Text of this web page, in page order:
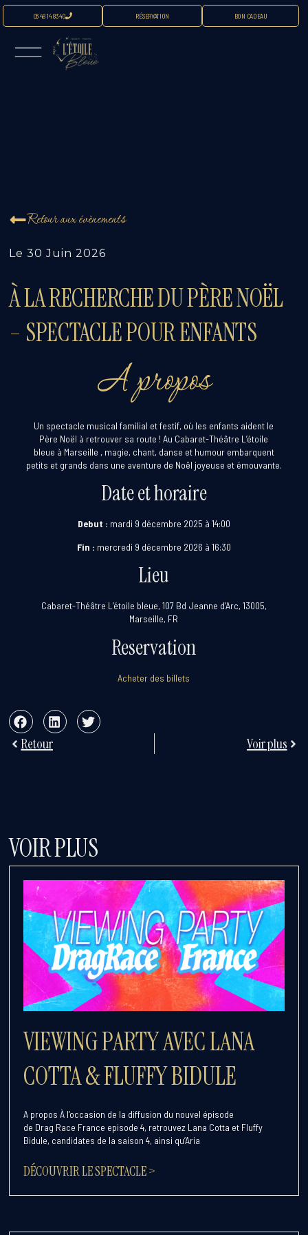
06 48 14 83 40 RÉSERVATION BON CADEAU
Retour aux évènements
Le30 Juin 2026
À LA RECHERCHE DU PÈRE NOËL
– SPECTACLE POUR ENFANTS
A propos
Un spectacle musical familial et festif, où les enfants aident le
Père Noël à retrouver sa route ! Au Cabaret-Théâtre L’étoile
bleue à Marseille , magie, chant, danse et humour embarquent
petits et grands dans une aventure de Noël joyeuse et émouvante.
Date et horaire
Debut : mardi 9 décembre 2025 à 14:00
Fin : mercredi 9 décembre 2026 à 16:30
Lieu
Cabaret-Théâtre L’étoile bleue, 107 Bd Jeanne d’Arc, 13005,
Marseille, FR
Reservation
Acheter des billets
Retour Voir plus
VOIR PLUS
VIEWING PARTY AVEC LANA
COTTA & FLUFFY BIDULE
A propos À l’occasion de la diffusion du nouvel épisode
de Drag Race France episode 4, retrouvez Lana Cotta et Fluffy
Bidule, candidates de la saison 4, ainsi qu’Aria
DÉCOUVRIR LE SPECTACLE >